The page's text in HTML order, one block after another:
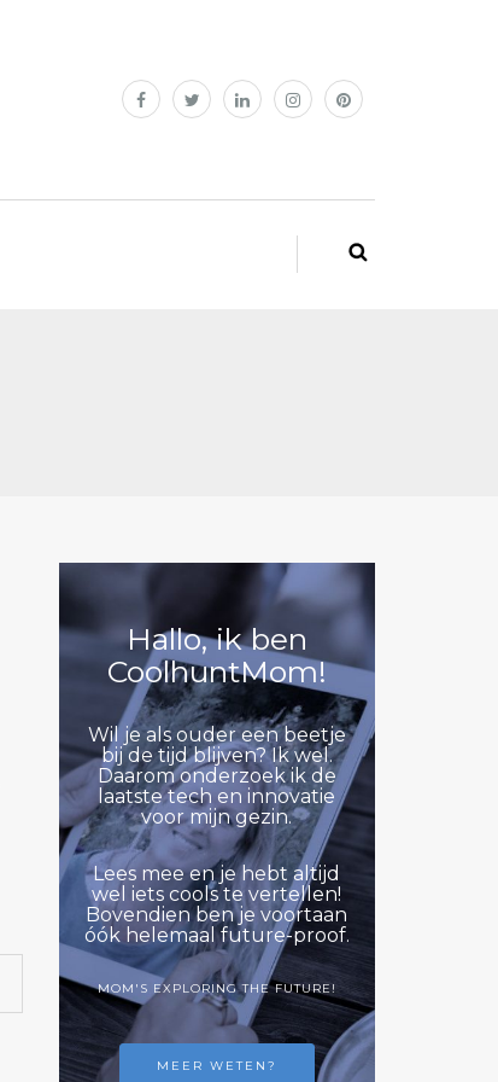
Hallo, ik ben
CoolhuntMom!
Wil je als ouder een beetje
bij de tijd blijven? Ik wel.
Daarom onderzoek ik de
laatste tech en innovatie
voor mijn gezin.
Lees mee en je hebt altijd
wel iets cools te vertellen!
Bovendien ben je voortaan
óók helemaal future-proof.
MOM'S EXPLORING THE FUTURE!
MEER WETEN?